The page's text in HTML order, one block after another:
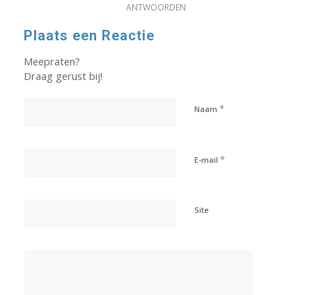
ANTWOORDEN
Plaats een Reactie
Meepraten?
Draag gerust bij!
Naam *
E-mail *
Site